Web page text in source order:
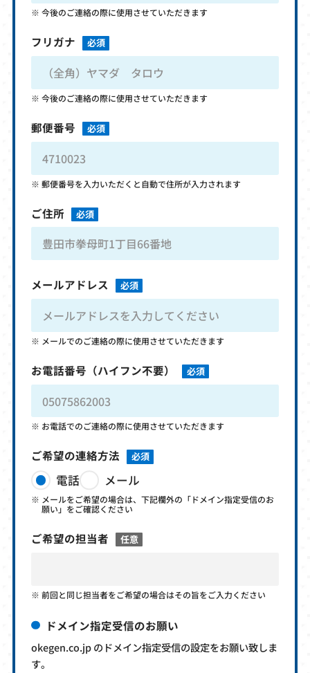
今後のご連絡の際に使用させていただきます
フリガナ 必須
今後のご連絡の際に使用させていただきます
郵便番号 必須
郵便番号を入力いただくと自動で住所が入力されます
ご住所 必須
メールアドレス 必須
メールでのご連絡の際に使用させていただきます
お電話番号 （ハイフン不要） 必須
お電話でのご連絡の際に使用させていただきます
ご希望の連絡方法 必須
電話 メール
メールをご希望の場合は、下記欄外の「ドメイン指定受信のお
願い」をご確認ください
ご希望の担当者 任意
前回と同じ担当者をご希望の場合はその旨をご入力ください
ドメイン指定受信のお願い
okegen.co.jp のドメイン指定受信の設定をお願い致しま
す。